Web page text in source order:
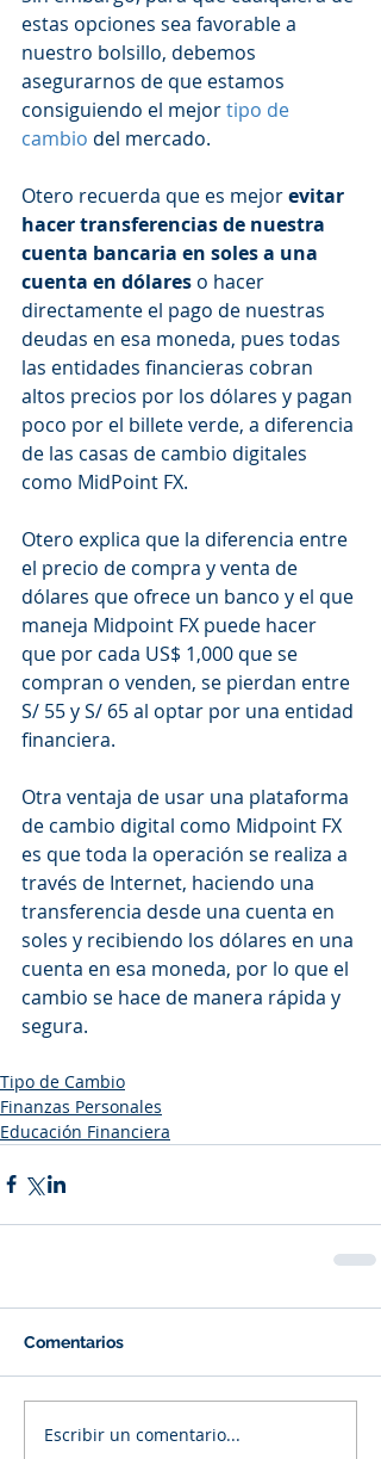
estas opciones sea favorable a
nuestro bolsillo, debemos
asegurarnos de que estamos
consiguiendo el mejor tipo de
cambio del mercado.
Otero recuerda que es mejor evitar
hacer transferencias de nuestra
cuenta bancaria en soles a una
cuenta en dólares o hacer
directamente el pago de nuestras
deudas en esa moneda, pues todas
las entidades financieras cobran
altos precios por los dólares y pagan
poco por el billete verde, a diferencia
de las casas de cambio digitales
como MidPoint FX.
Otero explica que la diferencia entre
el precio de compra y venta de
dólares que ofrece un banco y el que
maneja Midpoint FX puede hacer
que por cada US$ 1,000 que se
compran o venden, se pierdan entre
S/ 55 y S/ 65 al optar por una entidad
financiera.
Otra ventaja de usar una plataforma
de cambio digital como Midpoint FX
es que toda la operación se realiza a
través de Internet, haciendo una
transferencia desde una cuenta en
soles y recibiendo los dólares en una
cuenta en esa moneda, por lo que el
cambio se hace de manera rápida y
segura.
Tipo de Cambio
Finanzas Personales
Educación Financiera
Comentarios
Escribir un comentario...